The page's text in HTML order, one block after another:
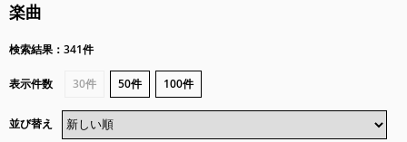
楽曲
検索結果：341件
表示件数 30件 50件 100件
並び替え